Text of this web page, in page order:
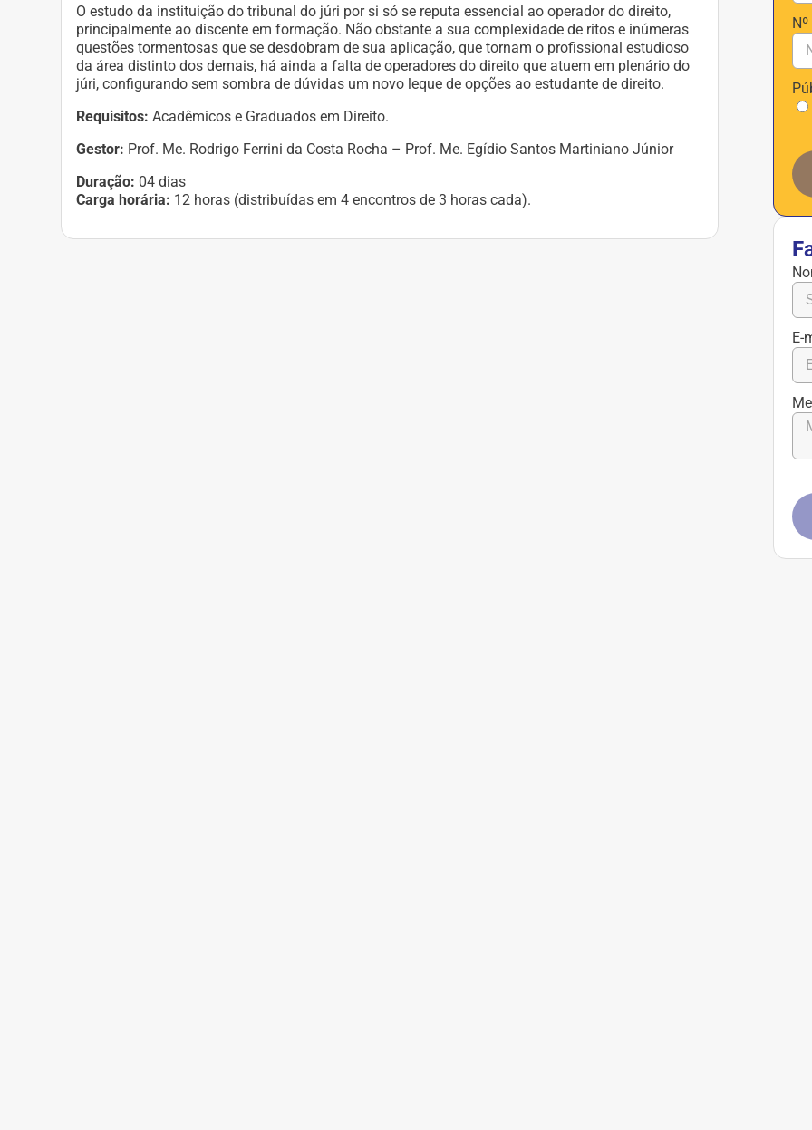
O estudo da instituição do tribunal do júri por si só se reputa essencial ao operador do direito,
principalmente ao discente em formação. Não obstante a sua complexidade de ritos e inúmeras
questões tormentosas que se desdobram de sua aplicação, que tornam o profissional estudioso
da área distinto dos demais, há ainda a falta de operadores do direito que atuem em plenário do
júri, configurando sem sombra de dúvidas um novo leque de opções ao estudante de direito.
Requisitos: Acadêmicos e Graduados em Direito.
Gestor: Prof. Me. Rodrigo Ferrini da Costa Rocha – Prof. Me. Egídio Santos Martiniano Júnior
Duração: 04 dias
Carga horária: 12 horas (distribuídas em 4 encontros de 3 horas cada).
E-